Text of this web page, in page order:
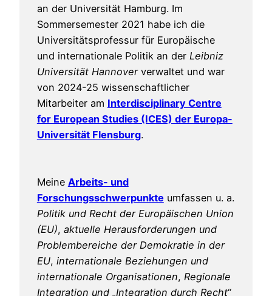
an der Universität Hamburg. Im
Sommersemester 2021 habe ich die
Universitätsprofessur für Europäische
und internationale Politik an der Leibniz
Universität Hannoververwaltet und war
von 2024-25 wissenschaftlicher
Mitarbeiter am Interdisciplinary Centre
for European Studies (ICES) der Europa-
Universität Flensburg.
Meine Arbeits- und
Forschungsschwerpunkte umfassen u. a.
Politik und Recht der Europäischen Union
(EU), aktuelle Herausforderungen und
Problembereiche der Demokratie in der
EU, internationale Beziehungen und
internationale Organisationen, Regionale
Integration und „Integration durch Recht“